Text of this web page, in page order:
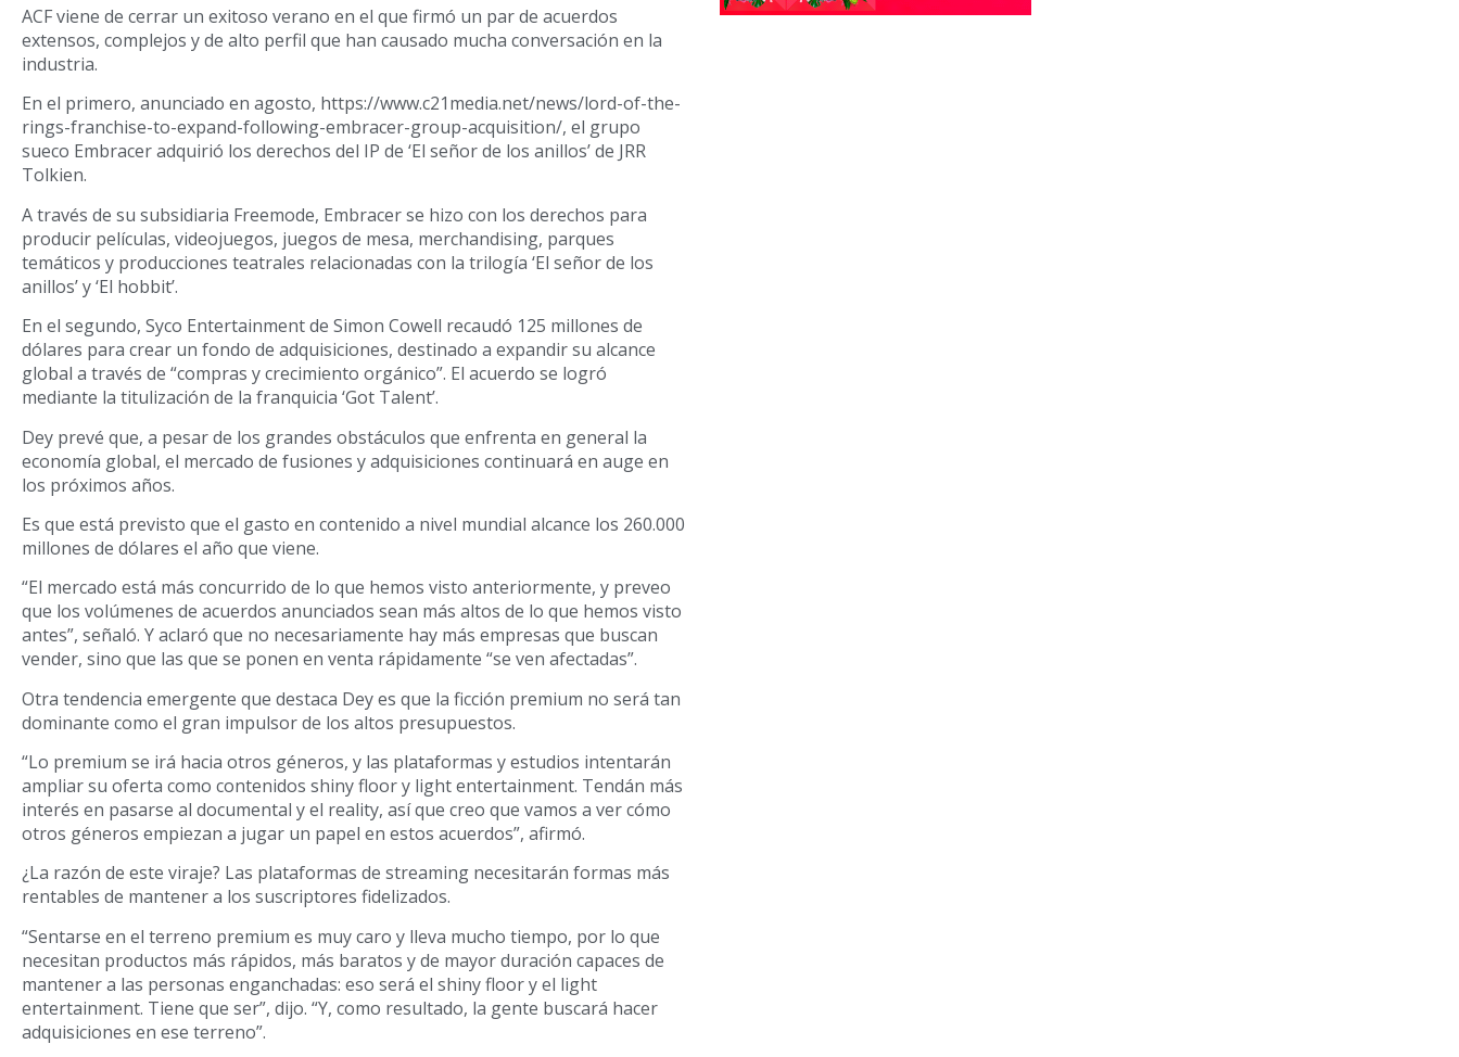
ACF viene de cerrar un exitoso verano en el que firmó un par de acuerdos
extensos, complejos y de alto perfil que han causado mucha conversación en la
industria.
En el primero, anunciado en agosto, https://www.c21media.net/news/lord-of-the-
rings-franchise-to-expand-following-embracer-group-acquisition/, el grupo
sueco Embracer adquirió los derechos del IP de ‘El señor de los anillos’ de JRR
Tolkien.
A través de su subsidiaria Freemode, Embracer se hizo con los derechos para
producir películas, videojuegos, juegos de mesa, merchandising, parques
temáticos y producciones teatrales relacionadas con la trilogía ‘El señor de los
anillos’ y ‘El hobbit’.
En el segundo, Syco Entertainment de Simon Cowell recaudó 125 millones de
dólares para crear un fondo de adquisiciones, destinado a expandir su alcance
global a través de “compras y crecimiento orgánico”. El acuerdo se logró
mediante la titulización de la franquicia ‘Got Talent’.
Dey prevé que, a pesar de los grandes obstáculos que enfrenta en general la
economía global, el mercado de fusiones y adquisiciones continuará en auge en
los próximos años.
Es que está previsto que el gasto en contenido a nivel mundial alcance los 260.000
millones de dólares el año que viene.
“El mercado está más concurrido de lo que hemos visto anteriormente, y preveo
que los volúmenes de acuerdos anunciados sean más altos de lo que hemos visto
antes”, señaló. Y aclaró que no necesariamente hay más empresas que buscan
vender, sino que las que se ponen en venta rápidamente “se ven afectadas”.
Otra tendencia emergente que destaca Dey es que la ficción premium no será tan
dominante como el gran impulsor de los altos presupuestos.
“Lo premium se irá hacia otros géneros, y las plataformas y estudios intentarán
ampliar su oferta como contenidos shiny floor y light entertainment. Tendán más
interés ​​en pasarse al documental y el reality, así que creo que vamos a ver cómo
otros géneros empiezan a jugar un papel en estos acuerdos”, afirmó.
¿La razón de este viraje? Las plataformas de streaming necesitarán formas más
rentables de mantener a los suscriptores fidelizados.
“Sentarse en el terreno premium es muy caro y lleva mucho tiempo, por lo que
necesitan productos más rápidos, más baratos y de mayor duración capaces de
mantener a las personas enganchadas: eso será el shiny floor y el light
entertainment. Tiene que ser”, dijo. “Y, como resultado, la gente buscará hacer
adquisiciones en ese terreno”.